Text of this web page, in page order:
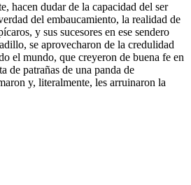
hacen dudar de la capacidad del ser
del embaucamiento, la realidad de
y sus sucesores en ese sendero
se aprovecharon de la credulidad
el mundo, que creyeron de buena fe en
de patrañas de una panda de
y, literalmente, les arruinaron la